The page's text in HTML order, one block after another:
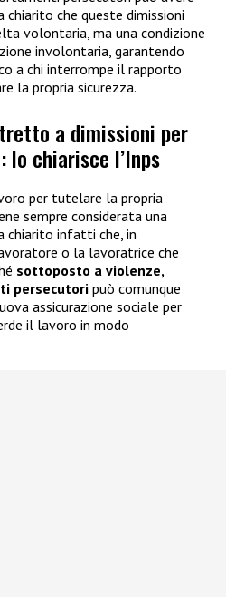
chiarito che queste dimissioni
volontaria, ma una condizione
involontaria, garantendo
a chi interrompe il rapporto
la propria sicurezza.
a dimissioni per
lo chiarisce l’Inps
per tutelare la propria
sempre considerata una
chiarito infatti che, in
o la lavoratrice che
sottoposto a violenze,
persecutori può comunque
assicurazione sociale per
il lavoro in modo